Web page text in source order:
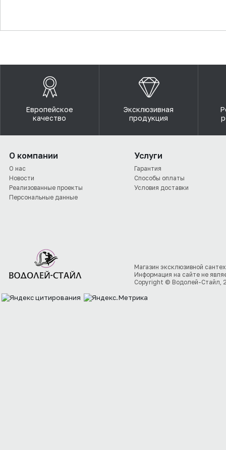
Европейское
качество
Эксклюзивная
продукция
О компании
О нас
Новости
Реализованные проекты
Персональные данные
Услуги
Гарантия
Способы оплаты
Условия доставки
Магазин эксклюзивной
Информация на сайте не
Copyright © Водолей-Стайл,